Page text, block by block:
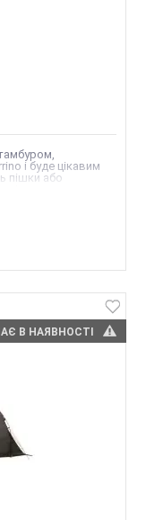
і буде цікавим
пішки або
В НАЯВНОСТІ